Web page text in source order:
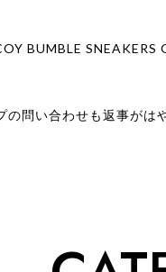
の問い合わせも返事がは